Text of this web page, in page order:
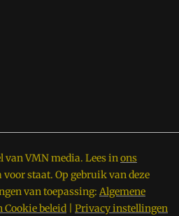
van VMN media. Lees inons
staat. Op gebruik van deze
van toepassing: Algemene
Cookie beleid Privacy instellingen